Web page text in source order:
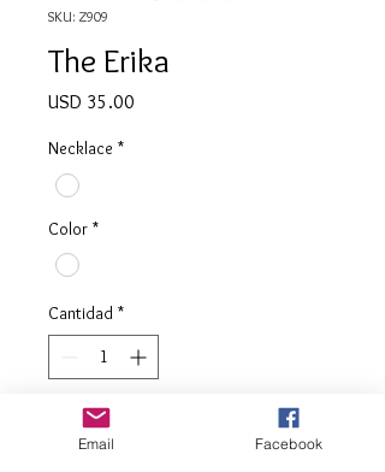
SKU: Z909
The Erika
USD 35.00
Necklace *
Color *
Cantidad *
Email Facebook